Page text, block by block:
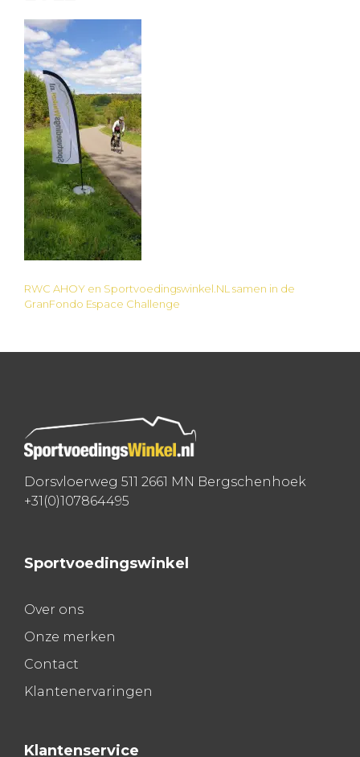
Bericht
RWC AHOY en Sportvoedingswinkel.NL samen in de
GranFondo Espace Challenge
Dorsvloerweg 511 2661 MN Bergschenhoek
+31(0)107864495
Sportvoedingswinkel
Over ons
Onze merken
Contact
Klantenervaringen
Klantenservice